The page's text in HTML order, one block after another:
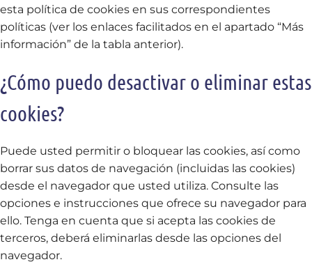
esta política de cookies en sus correspondientes
políticas (ver los enlaces facilitados en el apartado “Más
información” de la tabla anterior).
¿Cómo puedo desactivar o eliminar estas
cookies?
Puede usted permitir o bloquear las cookies, así como
borrar sus datos de navegación (incluidas las cookies)
desde el navegador que usted utiliza. Consulte las
opciones e instrucciones que ofrece su navegador para
ello. Tenga en cuenta que si acepta las cookies de
terceros, deberá eliminarlas desde las opciones del
navegador.